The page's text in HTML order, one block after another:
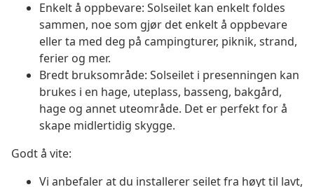
Enkelt å oppbevare: Solseilet kan enkelt foldes
sammen, noe som gjør det enkelt å oppbevare
eller ta med deg på campingturer, piknik, strand,
ferier og mer.
Bredt bruksområde: Solseilet i presenningen kan
brukes i en hage, uteplass, basseng, bakgård,
hage og annet uteområde. Det er perfekt for å
skape midlertidig skygge.
Godt å vite:
Vi anbefaler at du installerer seilet fra høyt til lavt,